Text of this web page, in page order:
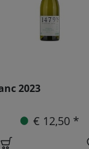
2023
€ 12,50 *